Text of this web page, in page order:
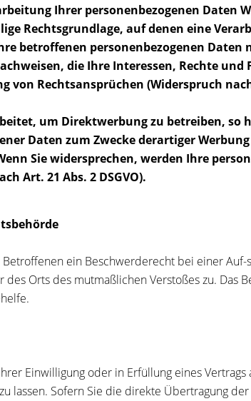
Ihrer personenbezogenen Daten
Rechtsgrundlage, auf denen eine
betroffenen personenbezogenen
die Ihre Interessen, Rechte
Rechtsansprüchen (Widerspruch nach
um Direktwerbung zu betreiben, so
Daten zum Zwecke derartiger
Sie widersprechen, werden Ihre
Art. 21 Abs. 2 DSGVO).
Betroffenen ein Beschwerderecht bei einer
Orts des mutmaßlichen Verstoßes zu.
Einwilligung oder in Erfüllung eines
lassen. Sofern Sie die direkte Übertragung